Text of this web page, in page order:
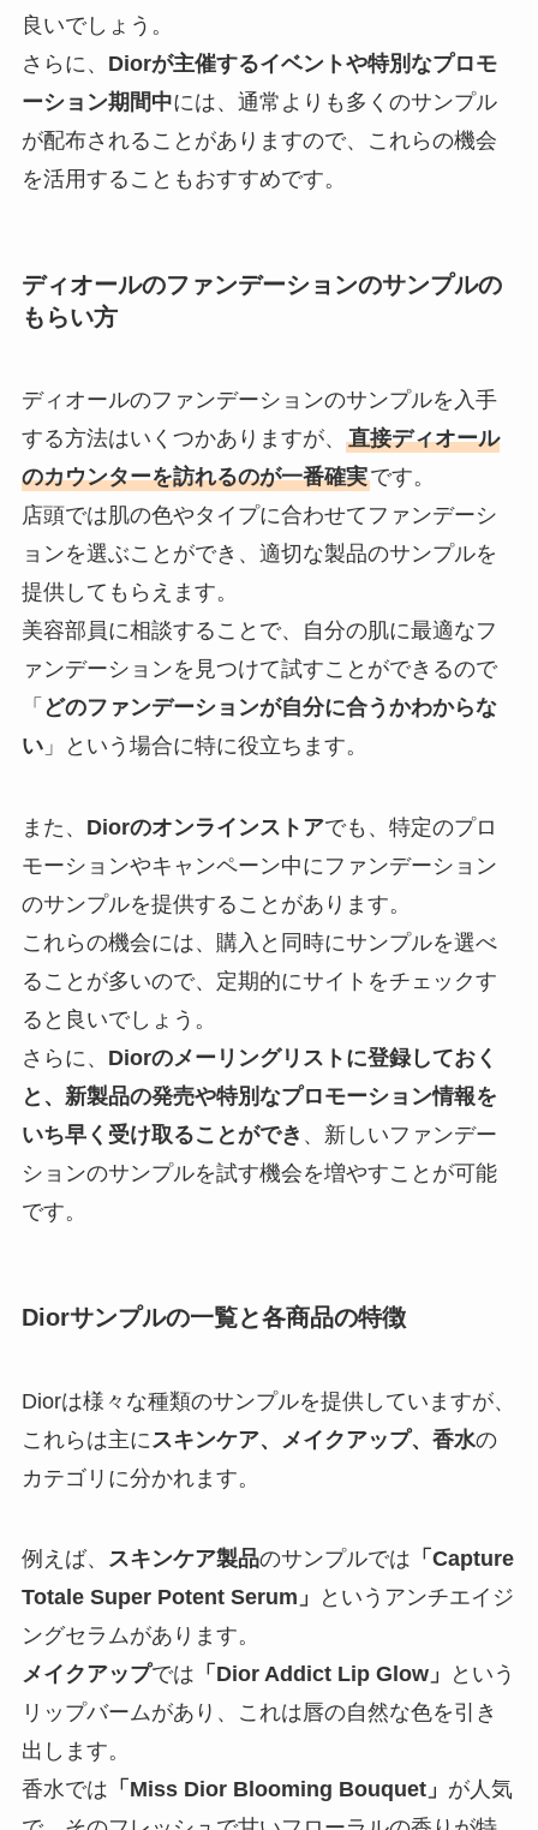
良いでしょう。
さらに、 Diorが主催するイベントや特別なプロモ
ーション期間中には、通常よりも多くのサンプル
が配布されることがありますので、これらの機会
を活用することもおすすめです。
ディオールのファンデーションのサンプルの
もらい方
ディオールのファンデーションのサンプルを入手
する方法はいくつかありますが、 直接ディオール
のカウンターを訪れるのが一番確実です。
店頭では肌の色やタイプに合わせてファンデーシ
ョンを選ぶことができ、適切な製品のサンプルを
提供してもらえます。
美容部員に相談することで、自分の肌に最適なフ
ァンデーションを見つけて試すことができるので
「 どのファンデーションが自分に合うかわからな
い」という場合に特に役立ちます。
また、 Diorのオンラインストアでも、特定のプロ
モーションやキャンペーン中にファンデーション
のサンプルを提供することがあります。
これらの機会には、購入と同時にサンプルを選べ
ることが多いので、定期的にサイトをチェックす
ると良いでしょう。
さらに、 Diorのメーリングリストに登録しておく
と、新製品の発売や特別なプロモーション情報を
いち早く受け取ることができ 、新しいファンデー
ションのサンプルを試す機会を増やすことが可能
です。
Diorサンプルの一覧と各商品の特徴
Diorは様々な種類のサンプルを提供していますが、
これらは主に スキンケア、メイクアップ、香水の
カテゴリに分かれます。
例えば、 スキンケア製品のサンプルでは 「Capture
Totale Super Potent Serum」
というアンチエイジ
ングセラムがあります。
メイクアップでは 「Dior Addict Lip Glow」
という
リップバームがあり、これは唇の自然な色を引き
出します。
香水では 「Miss Dior Blooming Bouquet」 が人気